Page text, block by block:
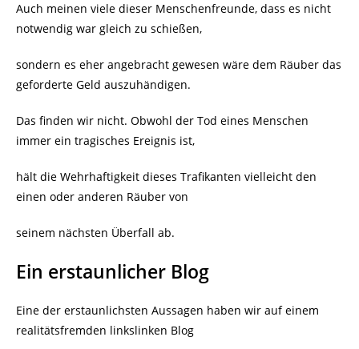
Auch meinen viele dieser Menschenfreunde, dass es nicht
notwendig war gleich zu schießen,
sondern es eher angebracht gewesen wäre dem Räuber das
geforderte Geld auszuhändigen.
Das finden wir nicht. Obwohl der Tod eines Menschen
immer ein tragisches Ereignis ist,
hält die Wehrhaftigkeit dieses Trafikanten vielleicht den
einen oder anderen Räuber von
seinem nächsten Überfall ab.
Ein erstaunlicher Blog
Eine der erstaunlichsten Aussagen haben wir auf einem
realitätsfremden linkslinken Blog